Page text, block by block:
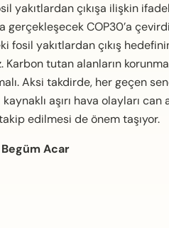
yakıtlardan çıkışa ilişkin
gerçekleşecek COP30’a
fosil yakıtlardan çıkış
Karbon tutan alanların
Aksi takdirde, her geçen
aşırı hava olayları
edilmesi de önem taşıyor.
Begüm Acar